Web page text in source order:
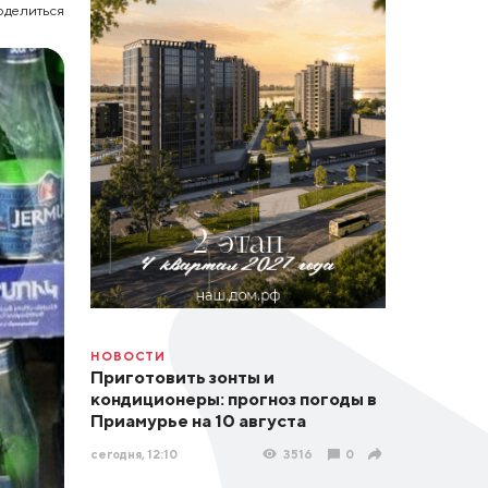
НОВОСТИ
Приготовить зонты и
кондиционеры: прогноз погоды в
Приамурье на 10 августа
сегодня, 12:10 3516 0